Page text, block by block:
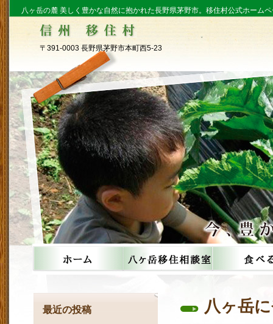
八ヶ岳の麓 美しく豊かな自然に抱かれた長野県茅野市。移住村公式ホーム
〒391-0003 長野県茅野市本町西5-23
八ヶ岳
最近の投稿